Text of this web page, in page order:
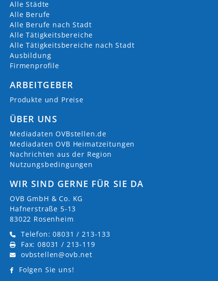
Alle Städte
Alle Berufe
Alle Berufe nach Stadt
Alle Tätigkeitsbereiche
Alle Tätigkeitsbereiche nach Stadt
Ausbildung
Firmenprofile
ARBEITGEBER
Produkte und Preise
ÜBER UNS
Mediadaten OVBstellen.de
Mediadaten OVB Heimatzeitungen
Nachrichten aus der Region
Nutzungsbedingungen
WIR SIND GERNE FÜR SIE DA
OVB GmbH & Co. KG
Hafnerstraße 5-13
83022 Rosenheim
Telefon: 08031 / 213-133
Fax: 08031 / 213-119
ovbstellen@ovb.net
Folgen Sie uns!